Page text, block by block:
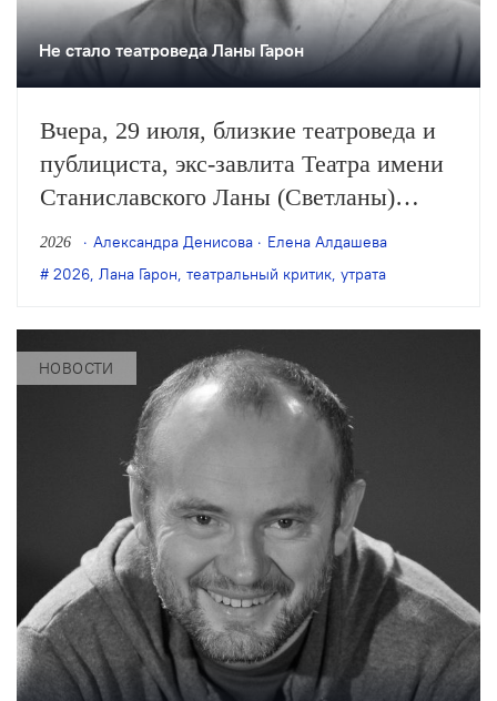
Не стало театроведа Ланы Гарон
Вчера, 29 июля, близкие театроведа и
публициста, экс-завлита Театра имени
Станиславского Ланы (Светланы)
Гарон опубликовали сообщение о её
смерти на странице Гарон в соцсетях.
2026 Александра Денисова
Елена Алдашева
2026, Лана Гарон, театральный критик, утрата
НОВОСТИ